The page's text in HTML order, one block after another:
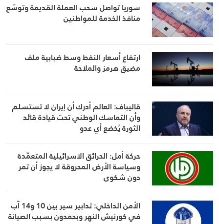
سوريا تواصل سحب العملة القديمة وتوسّع
منافذ الخدمة للمواطنين
ارتفاع أسعار النفط وسط ضبابية ملف
مضيق هرمز والملاحة
قاليباف: العالم أدرك أن إيران لا تستسلم
وأن التماسك الوطني تحت قيادة قائد
الثورة يُخضع أي عدو
حركة أمل: الحرائق الاسرائيلية المتعمّدة
وسياسة الأرض المحروقة لا يجوز أن تمر
دون شكوى
الأمن الداخلي: تدابير سير بين 10 و14 آب
في كورنيش النهر وبحمدون بسبب الصيانة